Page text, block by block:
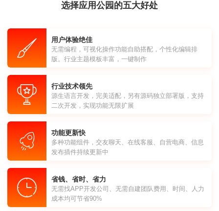
选择应用公园的五大好处
用户体验绝佳
无需编程，可视化操作功能自助搭配，个性化编辑排
版。行业主题模板丰富，一键制作
行业技术领先
源生语言开发，完美适配，另有源码独立部署版，支持
二次开发，实现功能无限扩展
功能更新快
多种功能组件，交友聊天、在线客服、自营电商、信息
发布插件持续更新中
省钱、省时、省力
无需找APP开发公司、无需自建团队费用、时间、人力
成本均可节省90%